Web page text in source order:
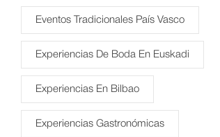
Eventos Tradicionales País Vasco
Experiencias De Boda En Euskadi
Experiencias En Bilbao
Experiencias Gastronómicas